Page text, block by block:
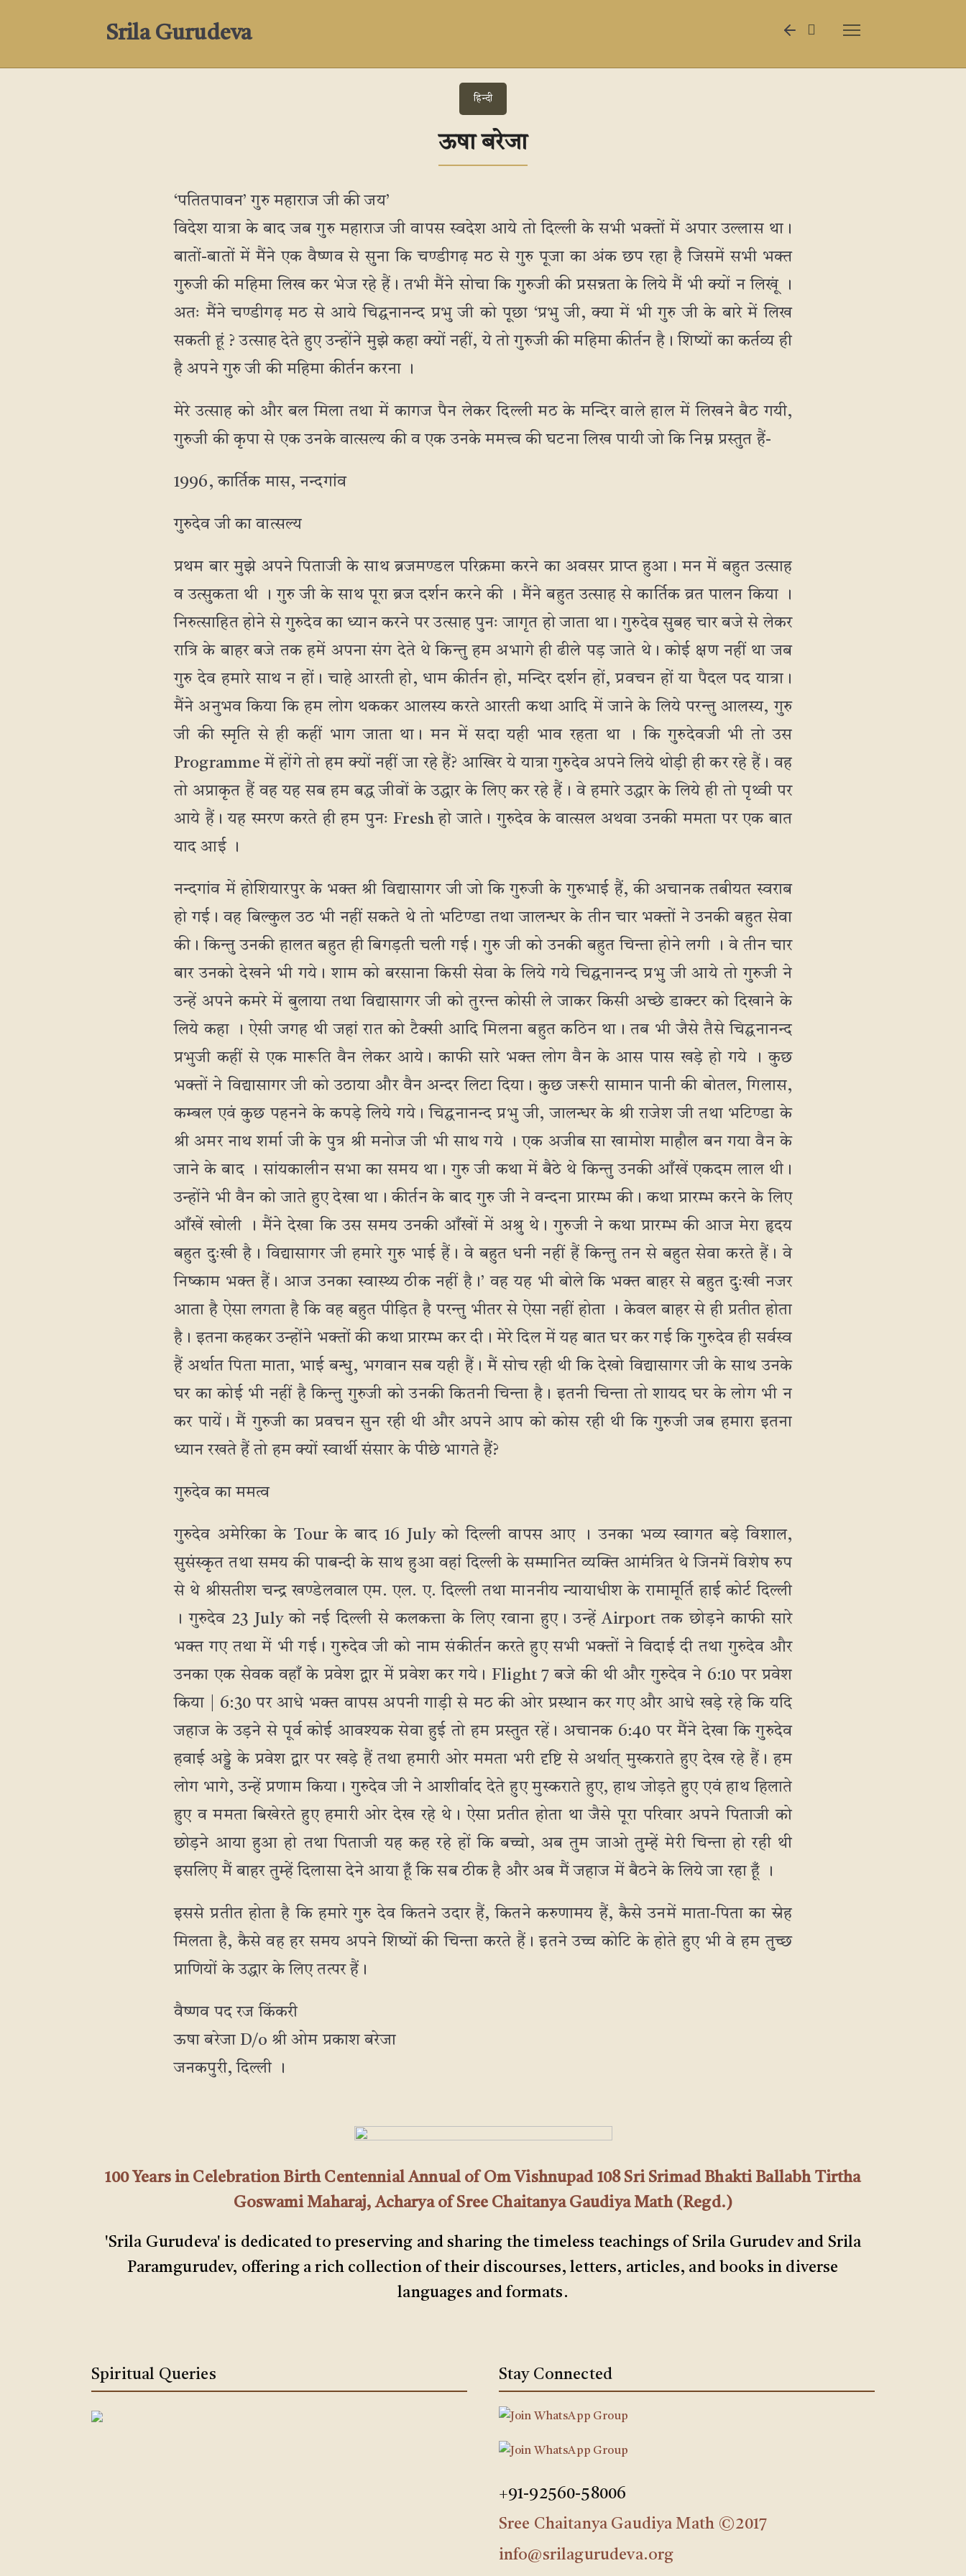
Srila Gurudeva
हिन्दी
ऊषा बरेजा
‘पतितपावन’ गुरु महाराज जी की जय’
विदेश यात्रा के बाद जब गुरु महाराज जी वापस स्वदेश आये तो दिल्ली के सभी भक्तों में अपार उल्लास था।
बातों-बातों में मैंने एक वैष्णव से सुना कि चण्डीगढ़ मठ से गुरु पूजा का अंक छप रहा है जिसमें सभी भक्त
गुरुजी की महिमा लिख कर भेज रहे हैं। तभी मैंने सोचा कि गुरुजी की प्रसन्नता के लिये मैं भी क्यों न लिखूं ।
अतः मैंने चण्डीगढ़ मठ से आये चिद्घनानन्द प्रभु जी को पूछा ‘प्रभु जी, क्या में भी गुरु जी के बारे में लिख
सकती हूं ? उत्साह देते हुए उन्होंने मुझे कहा क्यों नहीं, ये तो गुरुजी की महिमा कीर्तन है। शिष्यों का कर्तव्य ही
है अपने गुरु जी की महिमा कीर्तन करना ।
मेरे उत्साह को और बल मिला तथा में कागज पैन लेकर दिल्ली मठ के मन्दिर वाले हाल में लिखने बैठ गयी,
गुरुजी की कृपा से एक उनके वात्सल्य की व एक उनके ममत्त्व की घटना लिख पायी जो कि निम्न प्रस्तुत हैं-
1996, कार्तिक मास, नन्दगांव
गुरुदेव जी का वात्सल्य
प्रथम बार मुझे अपने पिताजी के साथ ब्रजमण्डल परिक्रमा करने का अवसर प्राप्त हुआ। मन में बहुत उत्साह
व उत्सुकता थी । गुरु जी के साथ पूरा ब्रज दर्शन करने की । मैंने बहुत उत्साह से कार्तिक व्रत पालन किया ।
निरुत्साहित होने से गुरुदेव का ध्यान करने पर उत्साह पुनः जागृत हो जाता था। गुरुदेव सुबह चार बजे से लेकर
रात्रि के बाहर बजे तक हमें अपना संग देते थे किन्तु हम अभागे ही ढीले पड़ जाते थे। कोई क्षण नहीं था जब
गुरु देव हमारे साथ न हों। चाहे आरती हो, धाम कीर्तन हो, मन्दिर दर्शन हों, प्रवचन हों या पैदल पद यात्रा।
मैंने अनुभव किया कि हम लोग थककर आलस्य करते आरती कथा आदि में जाने के लिये परन्तु आलस्य, गुरु
जी की स्मृति से ही कहीं भाग जाता था। मन में सदा यही भाव रहता था । कि गुरुदेवजी भी तो उस
Programme में होंगे तो हम क्यों नहीं जा रहे हैं? आखिर ये यात्रा गुरुदेव अपने लिये थोड़ी ही कर रहे हैं। वह
तो अप्राकृत हैं वह यह सब हम बद्ध जीवों के उद्धार के लिए कर रहे हैं। वे हमारे उद्धार के लिये ही तो पृथ्वी पर
आये हैं। यह स्मरण करते ही हम पुनः Fresh हो जाते। गुरुदेव के वात्सल अथवा उनकी ममता पर एक बात
याद आई ।
नन्दगांव में होशियारपुर के भक्त श्री विद्यासागर जी जो कि गुरुजी के गुरुभाई हैं, की अचानक तबीयत स्वराब
हो गई। वह बिल्कुल उठ भी नहीं सकते थे तो भटिण्डा तथा जालन्धर के तीन चार भक्तों ने उनकी बहुत सेवा
की। किन्तु उनकी हालत बहुत ही बिगड़ती चली गई। गुरु जी को उनकी बहुत चिन्ता होने लगी । वे तीन चार
बार उनको देखने भी गये। शाम को बरसाना किसी सेवा के लिये गये चिद्घनानन्द प्रभु जी आये तो गुरुजी ने
उन्हें अपने कमरे में बुलाया तथा विद्यासागर जी को तुरन्त कोसी ले जाकर किसी अच्छे डाक्टर को दिखाने के
लिये कहा । ऐसी जगह थी जहां रात को टैक्सी आदि मिलना बहुत कठिन था। तब भी जैसे तैसे चिद्घनानन्द
प्रभुजी कहीं से एक मारूति वैन लेकर आये। काफी सारे भक्त लोग वैन के आस पास खड़े हो गये । कुछ
भक्तों ने विद्यासागर जी को उठाया और वैन अन्दर लिटा दिया। कुछ जरूरी सामान पानी की बोतल, गिलास,
कम्बल एवं कुछ पहनने के कपड़े लिये गये। चिद्घनानन्द प्रभु जी, जालन्धर के श्री राजेश जी तथा भटिण्डा के
श्री अमर नाथ शर्मा जी के पुत्र श्री मनोज जी भी साथ गये । एक अजीब सा खामोश माहौल बन गया वैन के
जाने के बाद । सांयकालीन सभा का समय था। गुरु जी कथा में बैठे थे किन्तु उनकी आँखें एकदम लाल थी।
उन्होंने भी वैन को जाते हुए देखा था। कीर्तन के बाद गुरु जी ने वन्दना प्रारम्भ की। कथा प्रारम्भ करने के लिए
आँखें खोली । मैंने देखा कि उस समय उनकी आँखों में अश्रु थे। गुरुजी ने कथा प्रारम्भ की आज मेरा हृदय
बहुत दुःखी है। विद्यासागर जी हमारे गुरु भाई हैं। वे बहुत धनी नहीं हैं किन्तु तन से बहुत सेवा करते हैं। वे
निष्काम भक्त हैं। आज उनका स्वास्थ्य ठीक नहीं है।’ वह यह भी बोले कि भक्त बाहर से बहुत दुःखी नजर
आता है ऐसा लगता है कि वह बहुत पीड़ित है परन्तु भीतर से ऐसा नहीं होता । केवल बाहर से ही प्रतीत होता
है। इतना कहकर उन्होंने भक्तों की कथा प्रारम्भ कर दी। मेरे दिल में यह बात घर कर गई कि गुरुदेव ही सर्वस्व
हैं अर्थात पिता माता, भाई बन्धु, भगवान सब यही हैं। मैं सोच रही थी कि देखो विद्यासागर जी के साथ उनके
घर का कोई भी नहीं है किन्तु गुरुजी को उनकी कितनी चिन्ता है। इतनी चिन्ता तो शायद घर के लोग भी न
कर पायें। मैं गुरुजी का प्रवचन सुन रही थी और अपने आप को कोस रही थी कि गुरुजी जब हमारा इतना
ध्यान रखते हैं तो हम क्यों स्वार्थी संसार के पीछे भागते हैं?
गुरुदेव का ममत्व
गुरुदेव अमेरिका के Tour के बाद 16 July को दिल्ली वापस आए । उनका भव्य स्वागत बड़े विशाल,
सुसंस्कृत तथा समय की पाबन्दी के साथ हुआ वहां दिल्ली के सम्मानित व्यक्ति आमंत्रित थे जिनमें विशेष रुप
से थे श्रीसतीश चन्द्र खण्डेलवाल एम. एल. ए. दिल्ली तथा माननीय न्यायाधीश के रामामूर्ति हाई कोर्ट दिल्ली
। गुरुदेव 23 July को नई दिल्ली से कलकत्ता के लिए रवाना हुए। उन्हें Airport तक छोड़ने काफी सारे
भक्त गए तथा में भी गई। गुरुदेव जी को नाम संकीर्तन करते हुए सभी भक्तों ने विदाई दी तथा गुरुदेव और
उनका एक सेवक वहाँ के प्रवेश द्वार में प्रवेश कर गये। Flight 7 बजे की थी और गुरुदेव ने 6:10 पर प्रवेश
किया | 6:30 पर आधे भक्त वापस अपनी गाड़ी से मठ की ओर प्रस्थान कर गए और आधे खड़े रहे कि यदि
जहाज के उड़ने से पूर्व कोई आवश्यक सेवा हुई तो हम प्रस्तुत रहें। अचानक 6:40 पर मैंने देखा कि गुरुदेव
हवाई अड्डे के प्रवेश द्वार पर खड़े हैं तथा हमारी ओर ममता भरी दृष्टि से अर्थात् मुस्कराते हुए देख रहे हैं। हम
लोग भागे, उन्हें प्रणाम किया। गुरुदेव जी ने आशीर्वाद देते हुए मुस्कराते हुए, हाथ जोड़ते हुए एवं हाथ हिलाते
हुए व ममता बिखेरते हुए हमारी ओर देख रहे थे। ऐसा प्रतीत होता था जैसे पूरा परिवार अपने पिताजी को
छोड़ने आया हुआ हो तथा पिताजी यह कह रहे हों कि बच्चो, अब तुम जाओ तुम्हें मेरी चिन्ता हो रही थी
इसलिए मैं बाहर तुम्हें दिलासा देने आया हूँ कि सब ठीक है और अब मैं जहाज में बैठने के लिये जा रहा हूँ ।
इससे प्रतीत होता है कि हमारे गुरु देव कितने उदार हैं, कितने करुणामय हैं, कैसे उनमें माता-पिता का स्नेह
मिलता है, कैसे वह हर समय अपने शिष्यों की चिन्ता करते हैं। इतने उच्च कोटि के होते हुए भी वे हम तुच्छ
प्राणियों के उद्धार के लिए तत्पर हैं।
वैष्णव पद रज किंकरी
ऊषा बरेजा D/o श्री ओम प्रकाश बरेजा
जनकपुरी, दिल्ली ।
100 Years in Celebration Birth Centennial Annual of Om Vishnupad 108 Sri Srimad Bhakti Ballabh Tirtha
Goswami Maharaj, Acharya of Sree Chaitanya Gaudiya Math (Regd.)
'Srila Gurudeva' is dedicated to preserving and sharing the timeless teachings of Srila Gurudev and Srila
Paramgurudev, offering a rich collection of their discourses, letters, articles, and books in diverse
languages and formats.
Spiritual Queries Stay Connected
+91-92560-58006
Sree Chaitanya Gaudiya Math ©2017
info@srilagurudeva.org